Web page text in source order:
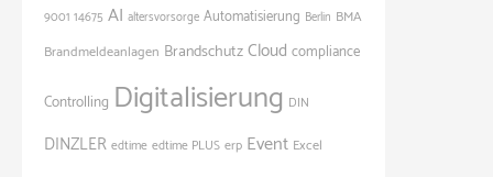
9001 14675 AI altersvorsorge Automatisierung Berlin BMA
Brandmeldeanlagen BrandschutzCloud compliance
Controlling Digitalisierung DIN
DINZLER edtime edtime PLUS erp Event Excel